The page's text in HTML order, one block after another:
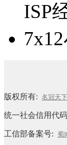
ISP
版权所有: 名冠天
统一社会信用代
工信部备案号: 蜀